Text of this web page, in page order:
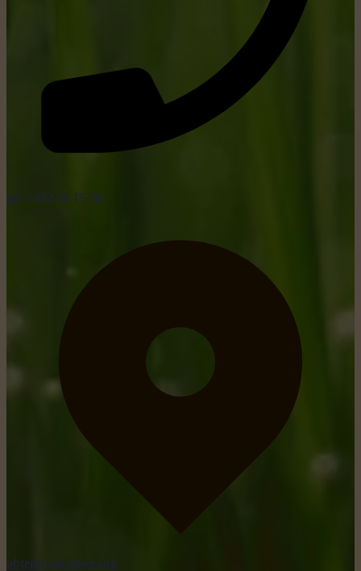
tel: +352 26 15 26
obtenir un itinéraire